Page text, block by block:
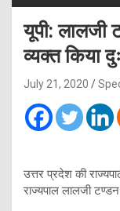
यूपी: लालजी
व्यक्त किया
July 21, 2020
उत्तर प्रदेश की
राज्यपाल लालजी